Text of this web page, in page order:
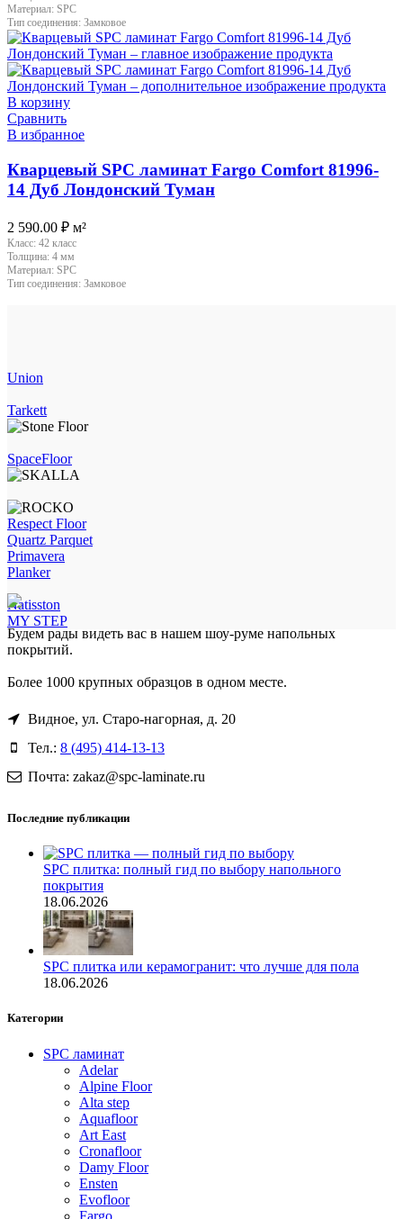
Материал: SPC
Тип соединения: Замковое
В корзину
Сравнить
В избранное
Кварцевый SPC ламинат Fargo Comfort 81996-
14 Дуб Лондонский Туман
2 590.00 ₽ м²
Класс: 42 класс
Толщина: 4 мм
Материал: SPC
Тип соединения: Замковое
Union
Tarkett
SpaceFloor
Respect Floor
Quartz Parquet
Primavera
Planker
Natisston
MY STEP
Будем рады видеть вас в нашем шоу-руме напольных
покрытий.
Более 1000 крупных образцов в одном месте.
Видное, ул. Старо-нагорная, д. 20
Тел.: 8 (495) 414-13-13
Почта: zakaz@spc-laminate.ru
Последние публикации
SPC плитка: полный гид по выбору напольного
покрытия
18.06.2026
SPC плитка или керамогранит: что лучше для пола
18.06.2026
Категории
SPC ламинат
Adelar
Alpine Floor
Alta step
Aquafloor
Art East
Cronafloor
Damy Floor
Ensten
Evofloor
Fargo